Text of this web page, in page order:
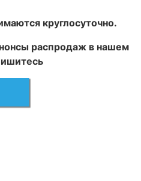
круглосуточно.
распродаж в нашем